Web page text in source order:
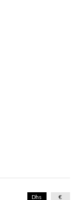
Dhs €